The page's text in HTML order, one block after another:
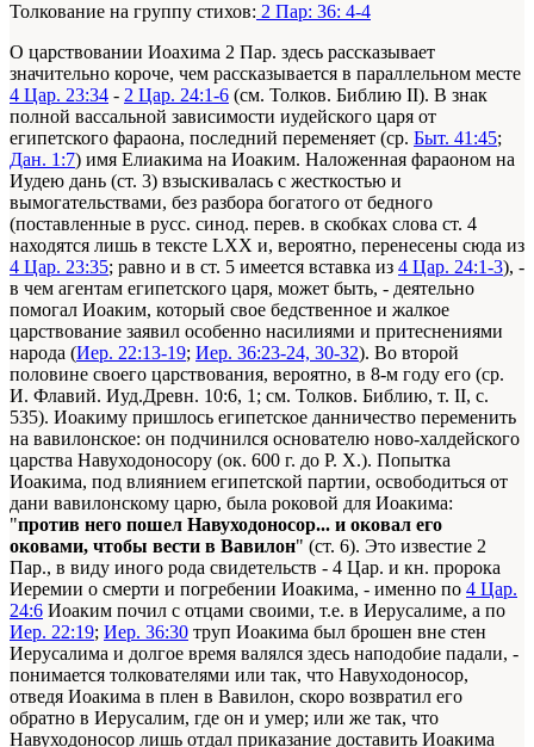
Толкование на группу стихов: 2 Пар: 36: 4-4
О царствовании Иоахима 2 Пар. здесь рассказывает
значительно короче, чем рассказывается в параллельном месте
4 Цар. 23:34 - 2 Цар. 24:1-6 (см. Толков. Библию II). В знак
полной вассальной зависимости иудейского царя от
египетского фараона, последний переменяет (ср. Быт. 41:45;
Дан. 1:7) имя Елиакима на Иоаким. Наложенная фараоном на
Иудею дань (ст. 3) взыскивалась с жесткостью и
вымогательствами, без разбора богатого от бедного
(поставленные в русс. синод. перев. в скобках слова ст. 4
находятся лишь в тексте LXX и, вероятно, перенесены сюда из
4 Цар. 23:35; равно и в ст. 5 имеется вставка из 4 Цар. 24:1-3), -
в чем агентам египетского царя, может быть, - деятельно
помогал Иоаким, который свое бедственное и жалкое
царствование заявил особенно насилиями и притеснениями
народа (Иер. 22:13-19; Иер. 36:23-24, 30-32). Во второй
половине своего царствования, вероятно, в 8-м году его (ср.
И. Флавий. Иуд.Древн. 10:6, 1; см. Толков. Библию, т. II, с.
535). Иоакиму пришлось египетское данничество переменить
на вавилонское: он подчинился основателю ново-халдейского
царства Навуходоносору (ок. 600 г. до Р. X.). Попытка
Иоакима, под влиянием египетской партии, освободиться от
дани вавилонскому царю, была роковой для Иоакима:
"против него пошел Навуходоносор... и оковал его
оковами, чтобы вести в Вавилон" (ст. 6). Это известие 2
Пар., в виду иного рода свидетельств - 4 Цар. и кн. пророка
Иеремии о смерти и погребении Иоакима, - именно по 4 Цар.
24:6 Иоаким почил с отцами своими, т.е. в Иерусалиме, а по
Иер. 22:19; Иер. 36:30 труп Иоакима был брошен вне стен
Иерусалима и долгое время валялся здесь наподобие падали, -
понимается толкователями или так, что Навуходоносор,
отведя Иоакима в плен в Вавилон, скоро возвратил его
обратно в Иерусалим, где он и умер; или же так, что
Навуходоносор лишь отдал приказание доставить Иоакима